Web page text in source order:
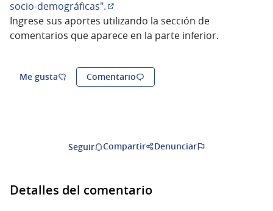
socio-demográficas".
(Abrir en una pestaña nueva)
Ingrese sus aportes utilizando la sección de
comentarios que aparece en la parte inferior.
Me gusta Comentario
Seguir Compartir Denunciar
Detalles del comentario